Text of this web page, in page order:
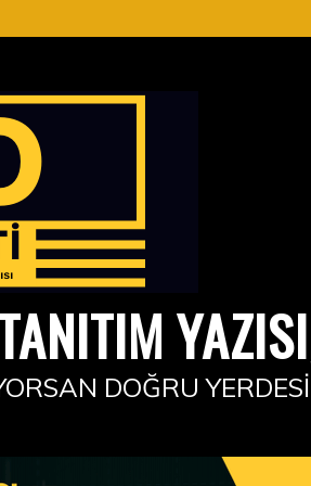
DOĞRU